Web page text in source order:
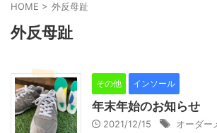
HOME > 外反母趾
外反母趾
その他 インソール
年末年始のお知らせ
2021/12/15 オーダー